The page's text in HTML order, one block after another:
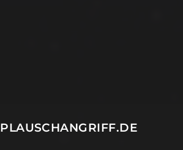
PLAUSCHANGRIFF.DE